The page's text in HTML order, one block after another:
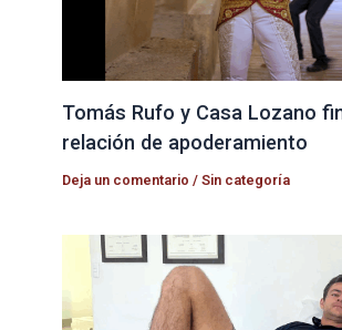
Tomás Rufo y Casa Lozano
relación de apoderamiento
Deja un comentario /Sin categoría